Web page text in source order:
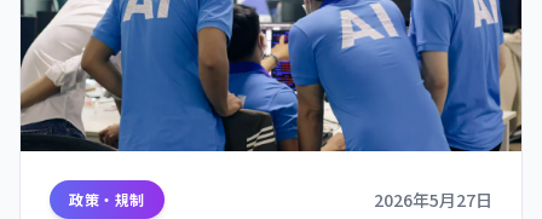
政策・規制 2026年5月27日